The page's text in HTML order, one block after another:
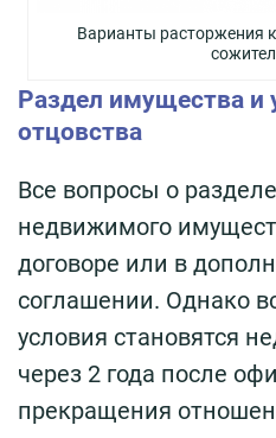
Варианты расторжения
Раздел имущества и
отцовства
Все вопросы о
недвижимого
договоре или в
соглашении. Однако
условия становятся
через 2 года после
прекращения